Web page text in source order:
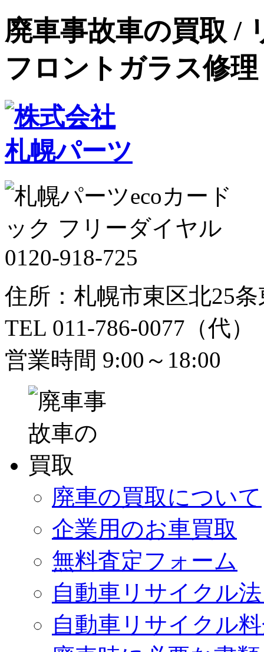
廃車事故車の買取 /
フロントガラス修
住所：札幌市東区北25条
TEL 011-786-0077（代
営業時間 9:00～18:00
廃車の買取について
企業用のお車買取
無料査定フォーム
自動車リサイクル
自動車リサイクル